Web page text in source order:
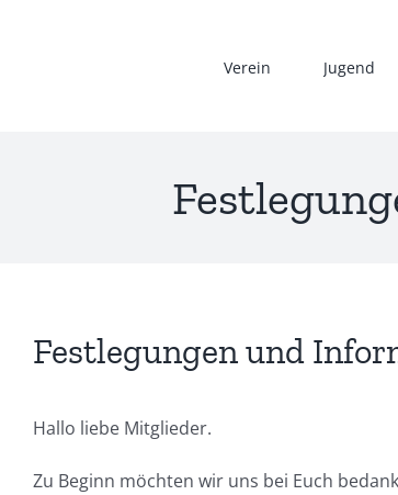
Verein Jugend
Festlegungen und
Hallo liebe Mitglieder.
Zu Beginn möchten wir uns bei Euch